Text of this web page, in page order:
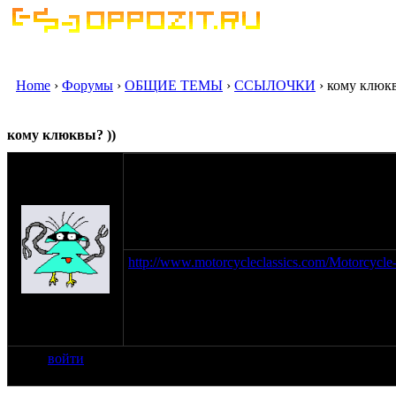
Home › Форумы › ОБЩИЕ ТЕМЫ › ССЫЛОЧКИ › кому
кому клюквы? ))
http://www.motorcycleclassics.com/
войти